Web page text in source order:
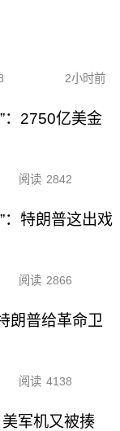
2小时前
：2750亿美金
阅读 2842
：特朗普这出戏
阅读 2866
朗普给革命卫
阅读 4138
军机又被揍